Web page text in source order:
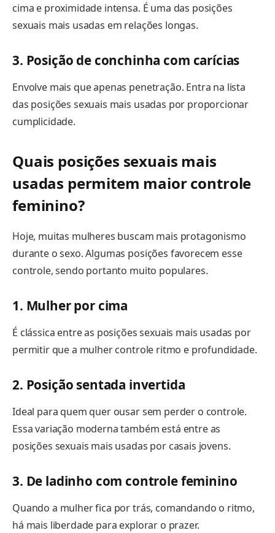
cima e proximidade intensa. É uma das posições
sexuais mais usadas em relações longas.
3. Posição de conchinha com carícias
Envolve mais que apenas penetração. Entra na lista
das posições sexuais mais usadas por proporcionar
cumplicidade.
Quais posições sexuais mais
usadas permitem maior controle
feminino?
Hoje, muitas mulheres buscam mais protagonismo
durante o sexo. Algumas posições favorecem esse
controle, sendo portanto muito populares.
1. Mulher por cima
É clássica entre as posições sexuais mais usadas por
permitir que a mulher controle ritmo e profundidade.
2. Posição sentada invertida
Ideal para quem quer ousar sem perder o controle.
Essa variação moderna também está entre as
posições sexuais mais usadas por casais jovens.
3. De ladinho com controle feminino
Quando a mulher fica por trás, comandando o ritmo,
há mais liberdade para explorar o prazer.